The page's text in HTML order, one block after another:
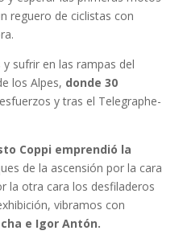
reguero de ciclistas con
sufrir en las rampas del
los Alpes, donde 30
y tras el Telegraphe-
Coppi emprendió la
de la ascensión por la cara
la otra cara los desfiladeros
vibramos con
e Igor Antón.